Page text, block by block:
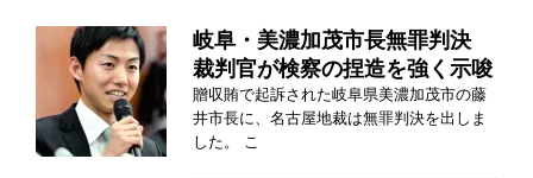
岐阜・美濃加茂市長無罪判決
裁判官が検察の捏造を強く示唆
贈収賄で起訴された岐阜県美濃加茂市の藤
井市長に、名古屋地裁は無罪判決を出しま
した。 こ